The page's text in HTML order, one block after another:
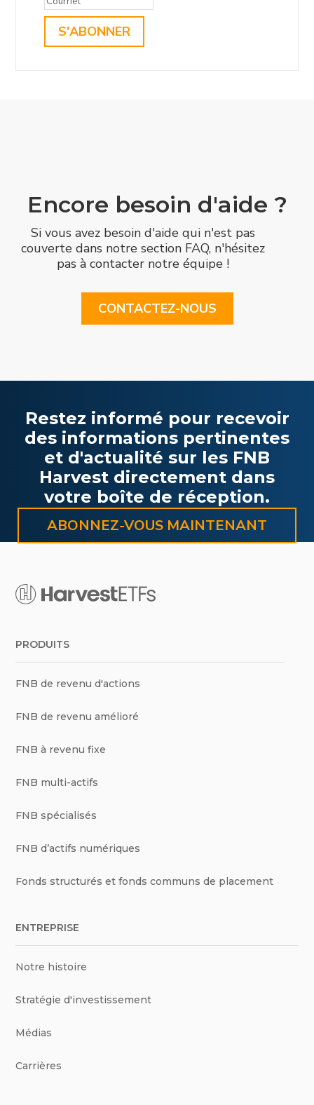
S'ABONNER
Encore besoin d'aide ?
Si vous avez besoin d'aide qui n'est pas
couverte dans notre section FAQ, n'hésitez
pas à contacter notre équipe !
CONTACTEZ-NOUS
Restez informé pour recevoir
des informations pertinentes
et d'actualité sur les FNB
Harvest directement dans
votre boîte de réception.
ABONNEZ-VOUS MAINTENANT
PRODUITS
FNB de revenu d'actions
FNB de revenu amélioré
FNB à revenu fixe
FNB multi-actifs
FNB spécialisés
FNB d’actifs numériques
Fonds structurés et fonds communs de placement
ENTREPRISE
Notre histoire
Stratégie d'investissement
Médias
Carrières